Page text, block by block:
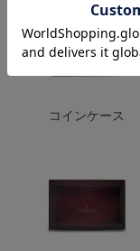
コインケース